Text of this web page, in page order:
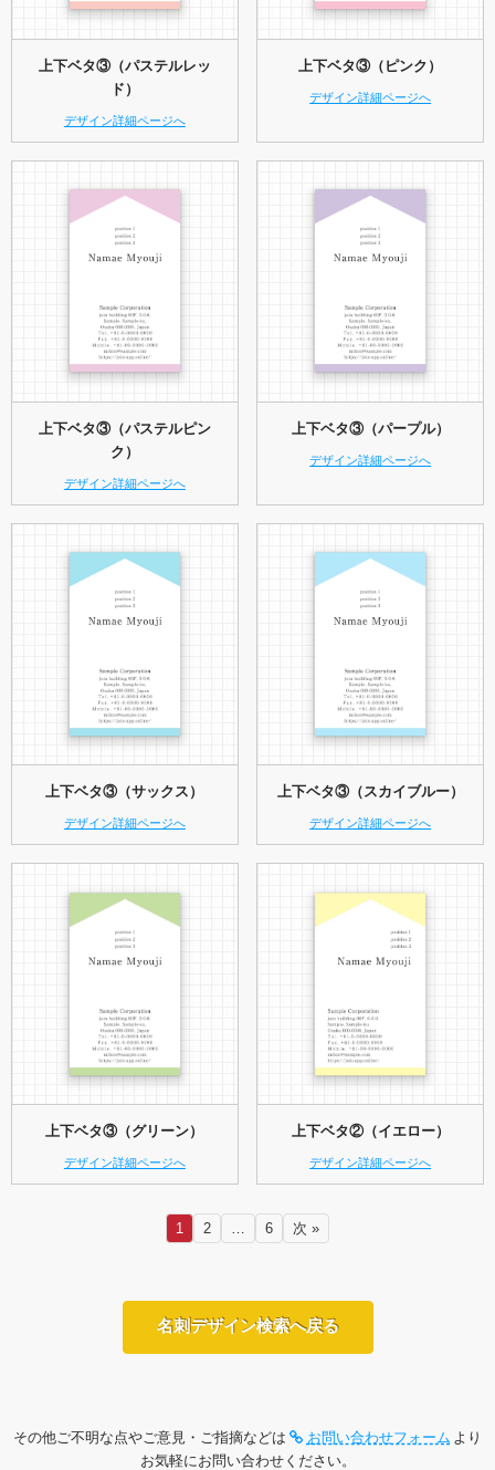
上下ベタ③（パステルレッ
ド）
デザイン詳細ページへ
上下ベタ③（ピンク）
デザイン詳細ページへ
上下ベタ③（パステルピン
ク）
デザイン詳細ページへ
上下ベタ③（パープル）
デザイン詳細ページへ
上下ベタ③（サックス）
デザイン詳細ページへ
上下ベタ③（スカイブルー）
デザイン詳細ページへ
上下ベタ③（グリーン）
デザイン詳細ページへ
上下ベタ②（イエロー）
デザイン詳細ページへ
1 2 … 6 次 »
名刺デザイン検索へ戻る
その他ご不明な点やご意見・ご指摘などは お問い合わせフォーム より
お気軽にお問い合わせください。